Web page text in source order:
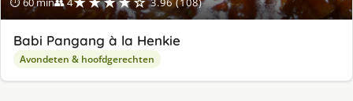
Babi Pangang à la Henkie
Avondeten & hoofdgerechten